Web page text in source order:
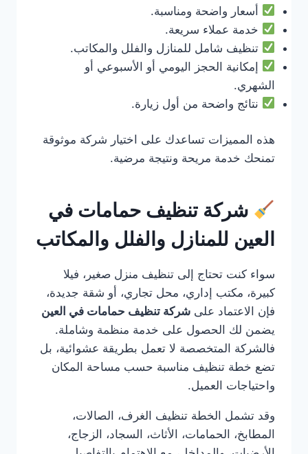
أسعار واضحة ومناسبة.
خدمة عملاء سريعة.
تنظيف شامل للمنازل والفلل والمكاتب.
إمكانية الحجز اليومي أو الأسبوعي أو
الشهري.
نتائج واضحة من أول زيارة.
هذه المميزات تساعدك على اختيار شركة موثوقة
تمنحك خدمة مريحة ونتيجة مرضية.
شركة تنظيف حمامات في
العين للمنازل والفلل والمكاتب
سواء كنت تحتاج إلى تنظيف منزل صغير، فيلا
كبيرة، مكتب إداري، محل تجاري، أو شقة جديدة،
فإن الاعتماد على شركة تنظيف حمامات في العين
يضمن لك الحصول على خدمة منظمة وشاملة.
فالشركة المتخصصة لا تعمل بطريقة عشوائية، بل
تضع خطة تنظيف مناسبة حسب مساحة المكان
واحتياجات العميل.
وقد تشمل الخطة تنظيف الغرف، الصالات،
المطابخ، الحمامات، الأثاث، السجاد، الزجاج،